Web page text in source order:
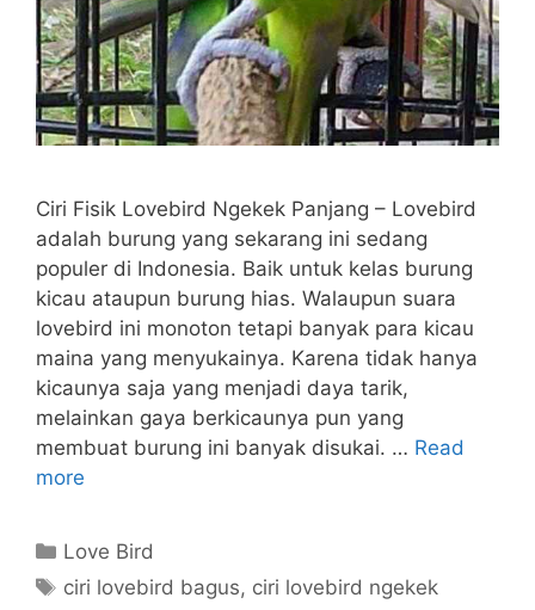
Ciri Fisik Lovebird Ngekek Panjang – Lovebird
adalah burung yang sekarang ini sedang
populer di Indonesia. Baik untuk kelas burung
kicau ataupun burung hias. Walaupun suara
lovebird ini monoton tetapi banyak para kicau
maina yang menyukainya. Karena tidak hanya
kicaunya saja yang menjadi daya tarik,
melainkan gaya berkicaunya pun yang
membuat burung ini banyak disukai. … Read
more
Categories
Love Bird
Tags
ciri lovebird bagus, ciri lovebird ngekek